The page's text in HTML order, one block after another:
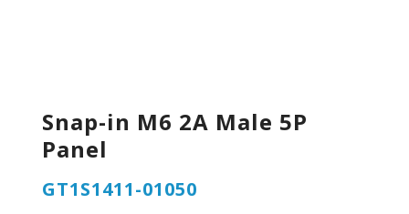
Snap-in M6 2A Male 5P
Panel
GT1S1411-01050